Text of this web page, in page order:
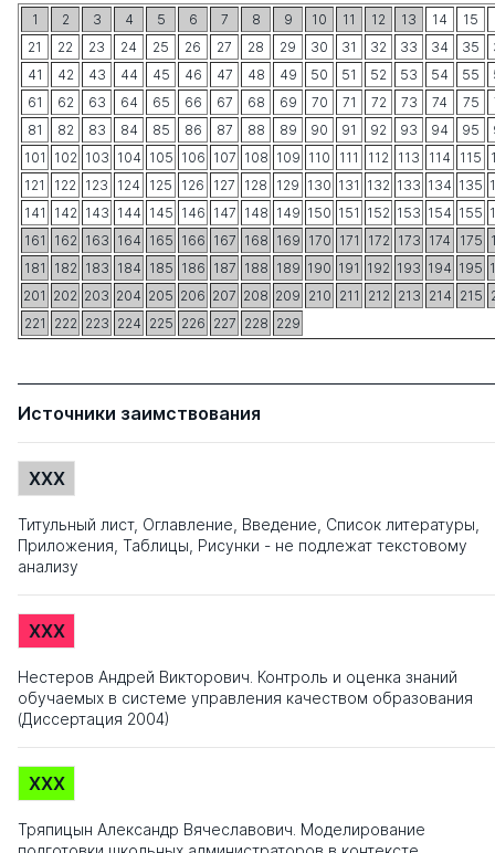
1 2 3 4 5 6 7 8 9 10 11 12 13 14 15
21
22 23 24 25 26 27 28 29 30 31 32 33 34 35
41
42 43 44 45 46 47 48 49 50 51 52 53 54 55
61
62 63 64 65 66 67 68 69 70 71 72 73 74 75
81
82 83 84 85 86 87 88 89 90 91 92 93 94 95
101
102 103 104 105 106 107 108 109 110 111 112 113 114 115
121
122 123 124 125 126 127 128 129 130 131 132 133 134 135
141
142 143 144 145 146 147 148 149 150 151 152 153 154 155
161
162 163 164 165 166 167 168 169 170 171 172 173 174 175
181
182 183 184 185 186 187 188 189 190 191 192 193 194 195
201 202 203 204 205 206 207 208 209 210 211 212 213 214 215
221
222 223 224 225 226 227 228 229
Источники заимствования
XXX
Титульный лист, Оглавление, Введение, Список литературы,
Приложения, Таблицы, Рисунки - не подлежат текстовому
анализу
XXX
Нестеров Андрей Викторович. Контроль и оценка знаний
обучаемых в системе управления качеством образования
(Диссертация 2004)
XXX
Тряпицын Александр Вячеславович. Моделирование